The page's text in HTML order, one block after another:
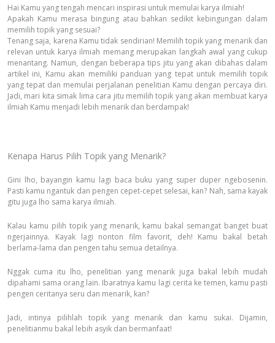
Hai Kamu yang tengah mencari inspirasi untuk memulai karya ilmiah!
Apakah Kamu merasa bingung atau bahkan sedikit kebingungan dalam
memilih topik yang sesuai?
Tenang saja, karena Kamu tidak sendirian! Memilih topik yang menarik dan
relevan untuk karya ilmiah memang merupakan langkah awal yang cukup
menantang. Namun, dengan beberapa tips jitu yang akan dibahas dalam
artikel ini, Kamu akan memiliki panduan yang tepat untuk memilih topik
yang tepat dan memulai perjalanan penelitian Kamu dengan percaya diri.
Jadi, mari kita simak lima cara jitu memilih topik yang akan membuat karya
ilmiah Kamu menjadi lebih menarik dan berdampak!
Kenapa Harus Pilih Topik yang Menarik?
Gini lho, bayangin kamu lagi baca buku yang super duper ngebosenin.
Pasti kamu ngantuk dan pengen cepet-cepet selesai, kan? Nah, sama kayak
gitu juga lho sama karya ilmiah.
Kalau kamu pilih topik yang menarik, kamu bakal semangat banget buat
ngerjainnya. Kayak lagi nonton film favorit, deh! Kamu bakal betah
berlama-lama dan pengen tahu semua detailnya.
Nggak cuma itu lho, penelitian yang menarik juga bakal lebih mudah
dipahami sama orang lain. Ibaratnya kamu lagi cerita ke temen, kamu pasti
pengen ceritanya seru dan menarik, kan?
Jadi, intinya pilihlah topik yang menarik dan kamu sukai. Dijamin,
penelitianmu bakal lebih asyik dan bermanfaat!